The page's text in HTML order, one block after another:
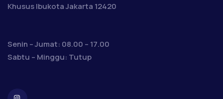
Khusus Ibukota Jakarta 12420
Senin – Jumat: 08.00 – 17.00
Sabtu – Minggu: Tutup